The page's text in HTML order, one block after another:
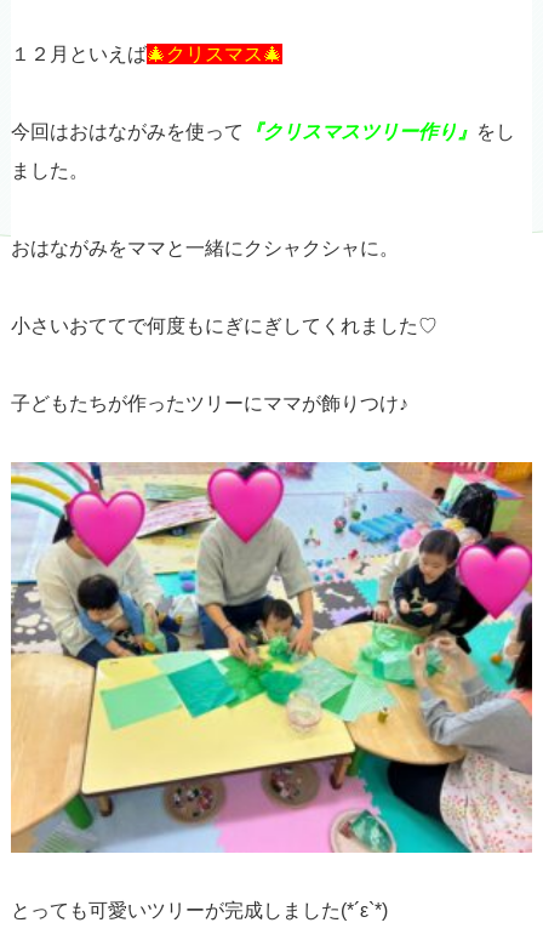
１２月といえば🎄クリスマス🎄
今回はおはながみを使って 『クリスマスツリー作り』 をし
ました。
おはながみをママと一緒にクシャクシャに。
小さいおててで何度もにぎにぎしてくれました♡
子どもたちが作ったツリーにママが飾りつけ♪
とっても可愛いツリーが完成しました(*´ε`*)